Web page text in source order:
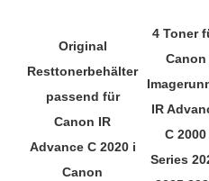
Original
Resttonerbehälter
passend für
Canon IR
Advance C 2020 i
Canon
4 Toner
Canon
IR
C 2000
Series